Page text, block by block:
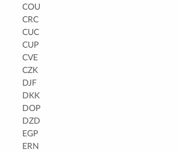
COU
CRC
CUC
CUP
CVE
CZK
DJF
DKK
DOP
DZD
EGP
ERN